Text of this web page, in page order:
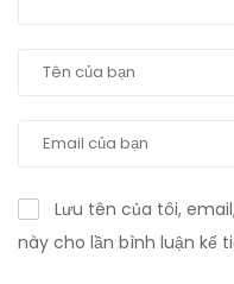
Lưu tên của tôi,
này cho lần bình luận kế